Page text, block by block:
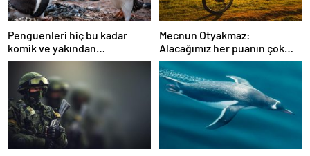
Penguenleri hiç bu kadar
komik ve yakından
görmemiştiniz
Mecnun Otyakmaz:
Alacağımız her puanın çok
önemi var